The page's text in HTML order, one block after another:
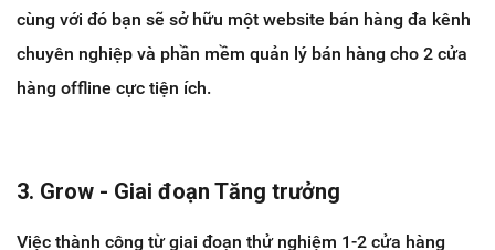
cùng với đó bạn sẽ sở hữu một website bán hàng đa kênh
chuyên nghiệp và phần mềm quản lý bán hàng cho 2 cửa
hàng offline cực tiện ích.
3. Grow - Giai đoạn Tăng trưởng
Việc thành công từ giai đoạn thử nghiệm 1-2 cửa hàng